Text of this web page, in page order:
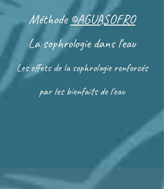
Méthode ©AGUASOFRO
La sophrologie dans l'eau
Les effets de la sophrologie renforcés
par les bienfaits de l'eau